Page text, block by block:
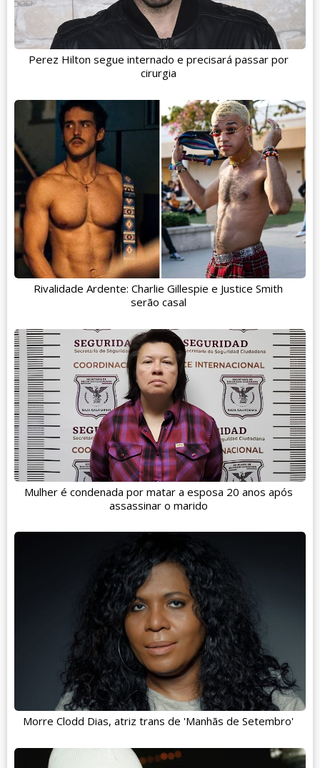
Perez Hilton segue internado e precisará passar por
cirurgia
Rivalidade Ardente: Charlie Gillespie e Justice Smith
serão casal
Mulher é condenada por matar a esposa 20 anos após
assassinar o marido
Morre Clodd Dias, atriz trans de 'Manhãs de Setembro'